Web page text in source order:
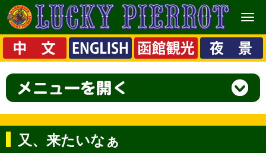
メ
ニ
ュ
ー
又、来たいなぁ